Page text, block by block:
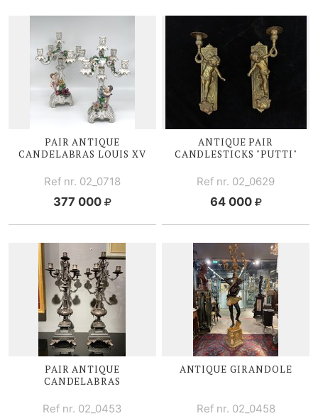
PAIR ANTIQUE
CANDELABRASLOUIS XV
Ref nr. 02_0718
377 000
ANTIQUE PAIR
CANDLESTICKS "PUTTI"
Ref nr. 02_0629
64 000
PAIR ANTIQUE
CANDELABRAS
Ref nr. 02_0453
ANTIQUE GIRANDOLE
Ref nr. 02_0458